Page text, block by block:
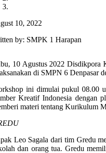
10, 2022
by: SMPK 1 Harapan
10 Agustus 2022 Disdikpora
di SMPN 6 Denpasar
ini dimulai pukul 08.00
Kreatif Indonesia dengan
materi tentang Kurikulum
Leo Sagala dari tim Gredu
dan orang tua. Gredu